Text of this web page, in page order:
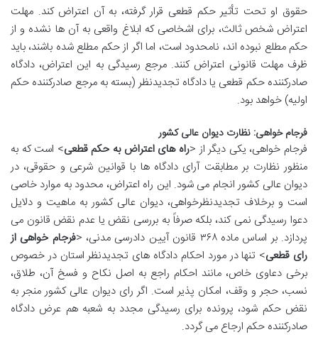
حقوق او تحت تأثیر حکم قطعی قرار گرفته، به آن اعتراض کند. مهلت
اعتراض شخص ثالث، برای اشخاصی که ابلاغ واقعی به آن ها نشده و از
حکم مطلع نبوده اند، نامحدود است، اما اگر از حکم مطلع شده باشند، باید
ظرف مهلت قانونی اعتراض کنند. مرجع رسیدگی به این اعتراض، دادگاه
صادرکننده حکم قطعی یا دادگاه تجدیدنظر (بسته به مرجع صادرکننده حکم
اولیه) خواهد بود.
فرجام خواهی: نظارت دیوان عالی کشور
فرجام خواهی، یکی دیگر از <راه های اعتراض به حکم قطعی> است که به
منظور نظارت بر مطابقت آرای دادگاه ها با قوانین شرعی و حقوقی، در
دیوان عالی کشور انجام می شود. این راه اعتراض، محدود به موارد خاصی
است و برخلاف تجدیدنظرخواهی، دیوان عالی کشور به ماهیت و دلایل
دعوا رسیدگی نمی کند، بلکه صرفاً به بررسی نقض یا عدم نقض قانون می
پردازد. بر اساس ماده ۳۶۸ قانون آیین دادرسی مدنی، <
فرجام خواهی از
رای قطعی> تنها در مورد احکام دادگاه های تجدیدنظر استان در خصوص
برخی دعاوی خاص، مانند احکام راجع به اصل نکاح و فسخ آن، طلاق،
نسب، حجر و وقف، امکان پذیر است. اگر رای دیوان عالی کشور منجر به
نقض حکم شود، پرونده برای رسیدگی مجدد به شعبه هم عرض دادگاه
صادرکننده حکم ارجاع می گردد.